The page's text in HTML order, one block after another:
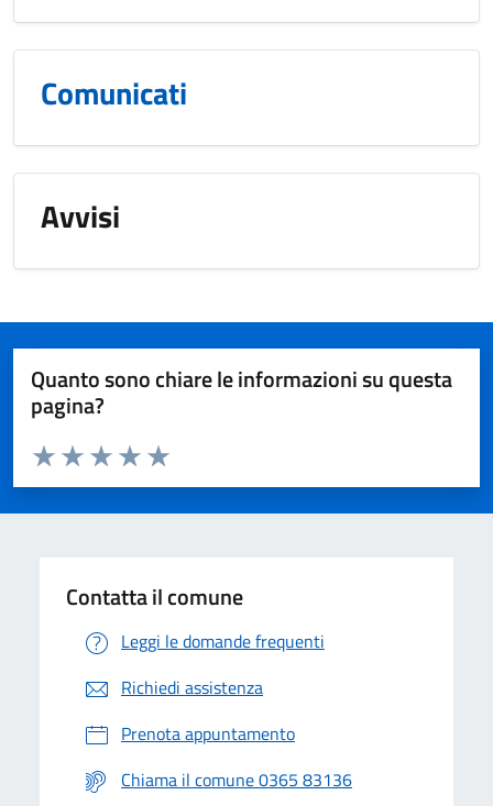
Comunicati
Avvisi
Quanto sono chiare le informazioni su questa
pagina?
Valuta da 1 a 5 stelle la pagina
Valuta 5 stelle su 5
Valuta 4 stelle su 5
Valuta 3 stelle su 5
Valuta 2 stelle su 5
Valuta 1 stelle su 5
Contatta il comune
Leggi le domande frequenti
Richiedi assistenza
Prenota appuntamento
Chiama il comune 0365 83136